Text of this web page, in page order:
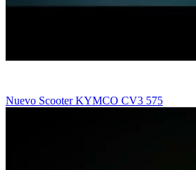
Nuevo Scooter KYMCO CV3 575